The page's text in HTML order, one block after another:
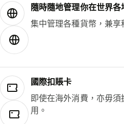
隨時隨地管理你在世界各
集中管理各種貨幣，兼享
國際扣賬卡
即使在海外消費，亦毋
用。